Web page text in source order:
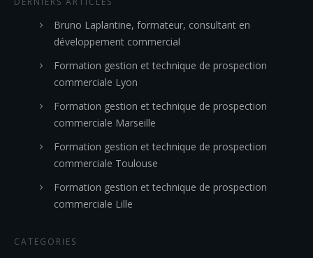
Bruno Laplantine, formateur, consultant en
développement commercial
Formation gestion et technique de prospection
commerciale Lyon
Formation gestion et technique de prospection
commerciale Marseille
Formation gestion et technique de prospection
commerciale Toulouse
Formation gestion et technique de prospection
commerciale Lille
CATEGORIES